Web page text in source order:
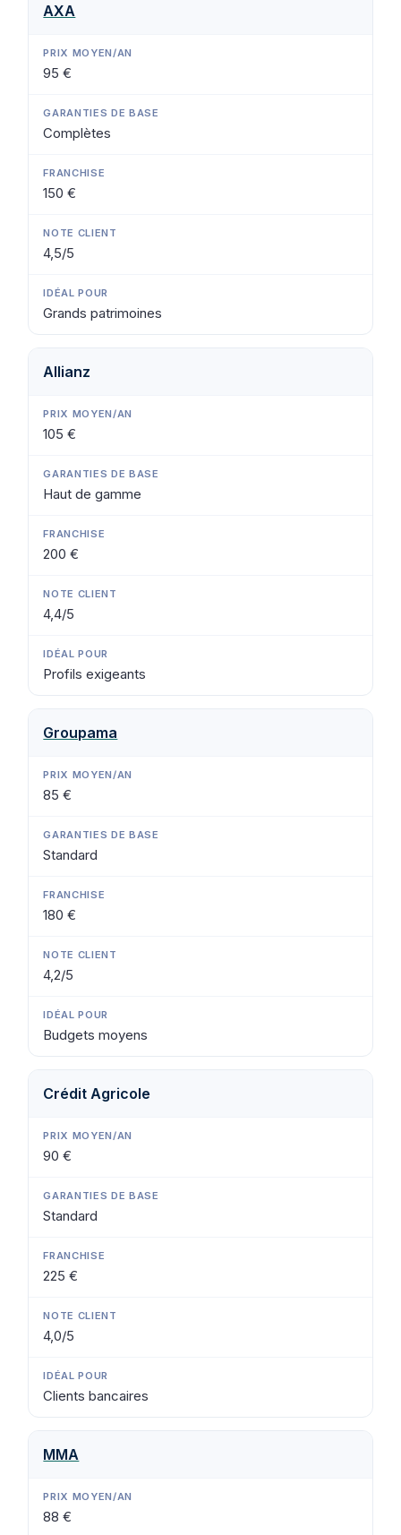
AXA
95 €
Complètes
150 €
4,5/5
Grands patrimoines
Allianz
105 €
Haut de gamme
200 €
4,4/5
Profils exigeants
Groupama
85 €
Standard
180 €
4,2/5
Budgets moyens
Crédit Agricole
90 €
Standard
225 €
4,0/5
Clients bancaires
MMA
88 €